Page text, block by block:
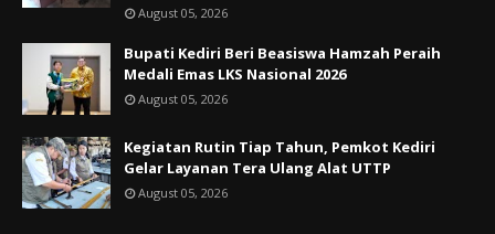
August 05, 2026
Bupati Kediri Beri Beasiswa Hamzah Peraih
Medali Emas LKS Nasional 2026
August 05, 2026
Kegiatan Rutin Tiap Tahun, Pemkot Kediri
Gelar Layanan Tera Ulang Alat UTTP
August 05, 2026